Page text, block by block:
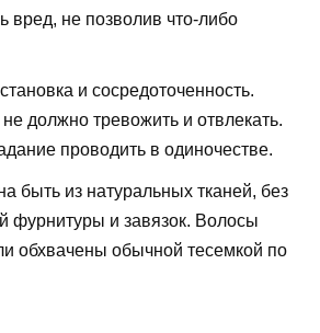
вред, не позволив что-либо
и сосредоточенность.
должно тревожить и отвлекать.
проводить в одиночестве.
быть из натуральных тканей, без
фурнитуры и завязок. Волосы
обхвачены обычной тесемкой по